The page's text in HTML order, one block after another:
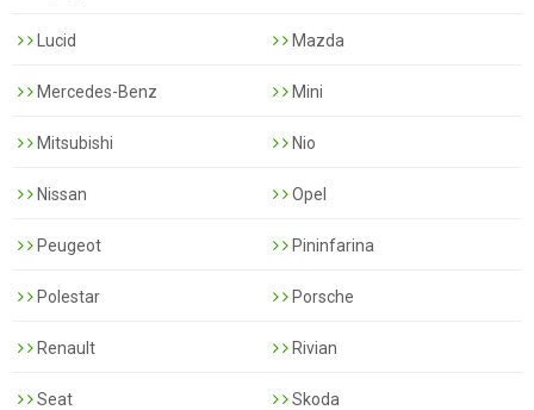
Lucid Mazda
Mercedes-Benz Mini
Mitsubishi Nio
Nissan Opel
Peugeot Pininfarina
Polestar Porsche
Renault Rivian
Seat Skoda